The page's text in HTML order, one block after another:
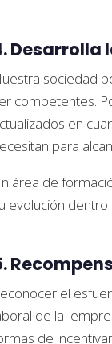
Desarrolla
sociedad
competentes.
en
para
área de
evolución
el
de la
de